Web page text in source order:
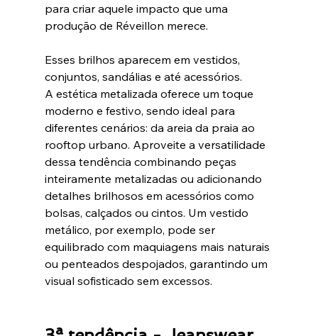
para criar aquele impacto que uma
produção de Réveillon merece.
Esses brilhos aparecem em vestidos,
conjuntos, sandálias e até acessórios.
A estética metalizada oferece um toque
moderno e festivo, sendo ideal para
diferentes cenários: da areia da praia ao
rooftop urbano. Aproveite a versatilidade
dessa tendência combinando peças
inteiramente metalizadas ou adicionando
detalhes brilhosos em acessórios como
bolsas, calçados ou cintos. Um vestido
metálico, por exemplo, pode ser
equilibrado com maquiagens mais naturais
ou penteados despojados, garantindo um
visual sofisticado sem excessos.